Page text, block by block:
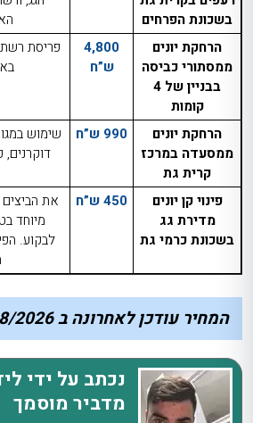
בשכונת הפרחים
הרחקת יונים
ממסתורי כביסה
בבניין של 4
קומות
4,800
ש”ח
פריסת רשת
הרחקת יונים
ממסעדה במרכז
קרית גת
990 ש”ח
שימוש
פינוי קן יונים
מדירת גג
בשכונת כרמי גת
450 ש”ח
את
מיוחד
לבקוע.
המחיר עודכן לאחרונה ב 08/2026
נכתב על ידי
מדביר מוסמך